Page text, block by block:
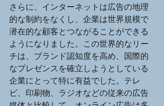
さらに、インターネットは広告の地理
的な制約をなくし、企業は世界規模で
潜在的な顧客とつながることができる
ようになりました。この世界的なリー
チは、ブランド認知度を高め、国際的
なプレゼンスを確立しようとしている
企業にとって特に有益でした。テレ
ビ、印刷物、ラジオなどの従来の広告